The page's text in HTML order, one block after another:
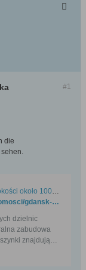
#1
die
Gdański dron. Zobacz z wysokości około 100 metrów Olszynkę, dzielnicę leżącą na Żuławach
https://www.gdansk.pl/wiadomosci/gdansk-dron-zobacz-zielona-olszynke-z-lotu-ptaka,a,212542
dzielnic
zabudowa
znajdują